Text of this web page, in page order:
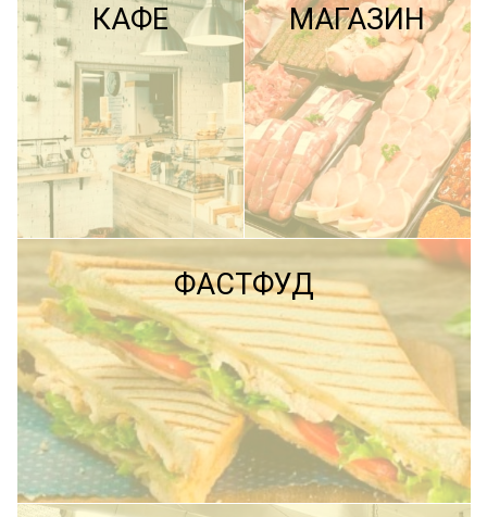
ПОДРОБНЕЕ
КАФЕ
ПОДРОБНЕЕ
МАГАЗИН
ПОДРОБНЕЕ
ФАСТФУД